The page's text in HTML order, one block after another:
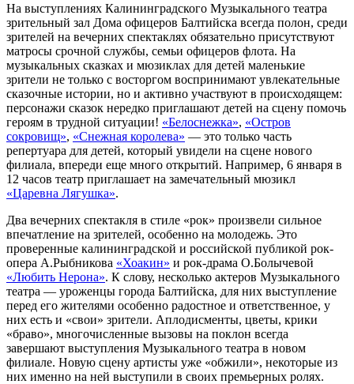
На выступлениях Калининградского Музыкального театра
зрительный зал Дома офицеров Балтийска всегда полон, среди
зрителей на вечерних спектаклях обязательно присутствуют
матросы срочной службы, семьи офицеров флота. На
музыкальных сказках и мюзиклах для детей маленькие
зрители не только с восторгом воспринимают увлекательные
сказочные истории, но и активно участвуют в происходящем:
персонажи сказок нередко приглашают детей на сцену помочь
героям в трудной ситуации! «Белоснежка», «Остров
сокровищ», «Снежная королева» — это только часть
репертуара для детей, который увидели на сцене нового
филиала, впереди еще много открытий. Например, 6 января в
12 часов театр приглашает на замечательный мюзикл
«Царевна Лягушка».
Два вечерних спектакля в стиле «рок» произвели сильное
впечатление на зрителей, особенно на молодежь. Это
проверенные калининградской и российской публикой рок-
опера А.Рыбникова «Хоакин» и рок-драма О.Болычевой
«Любить Нерона». К слову, несколько актеров Музыкального
театра — уроженцы города Балтийска, для них выступление
перед его жителями особенно радостное и ответственное, у
них есть и «свои» зрители. Аплодисменты, цветы, крики
«браво», многочисленные вызовы на поклон всегда
завершают выступления Музыкального театра в новом
филиале. Новую сцену артисты уже «обжили», некоторые из
них именно на ней выступили в своих премьерных ролях.